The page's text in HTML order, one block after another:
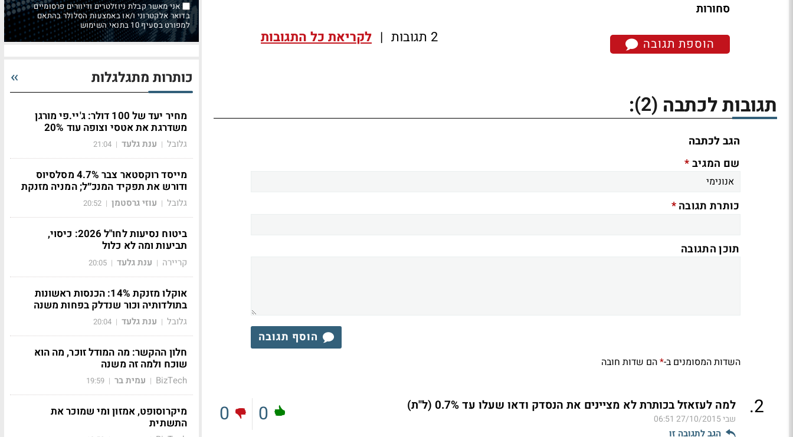
סחורות
הוספת תגובה 2 תגובות | לקריאת כל התגובות
תגובות לכתבה (2)
:
הגב לכתבה
שם המגיב*
כותרת תגובה*
תוכן התגובה
הוסף תגובה
השדות המסומנים ב-*הם שדות חובה
2
. למה לעזאזל בכותרת לא מציינים את הנסדק ודאו שעלו עד 0.7% (ל"ת)
שבי27/10/2015 06:51
הגב לתגובה זו
0
0
אני מאשר קבלת ניוזלטרים ודיוורים פרסומיים
בדואר אלקטרוני ו/או באמצעות הסלולר בהתאם
למפורט בסעיף 10 בתנאי השימוש
כותרות מתגלגלות
מחיר יעד של 100 דולר: ג'יי.פי מורגן
משדרגת את אטסי וצופה עוד 20%
גלובל | ענת גלעד |
21:04
מייסד רוקסטאר צבר 4.7% מסלסיוס
ודורש את תפקיד המנכ״ל; המניה מזנקת
גלובל | עוזי גרסטמן |
20:52
ביטוח נסיעות לחו"ל 2026: כיסוי,
תביעות ומה לא כלול
קריירה | ענת גלעד |
20:05
אוקלו מזנקת 14%: הכנסות ראשונות
בתולדותיה וכור שנדלק בפחות משנה
גלובל | ענת גלעד |
20:04
חלון ההקשר: מה המודל זוכר, מה הוא
שוכח ולמה זה משנה
BizTech
| עמית בר |
19:59
מיקרוסופט, אמזון ומי שמוכר את
התשתית